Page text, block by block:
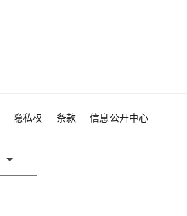
隐私权 条款 信息公开中心